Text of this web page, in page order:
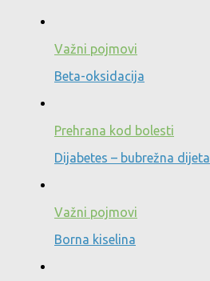
Važni pojmovi
Beta-oksidacija
Prehrana kod bolesti
Dijabetes – bubrežna dijeta
Važni pojmovi
Borna kiselina